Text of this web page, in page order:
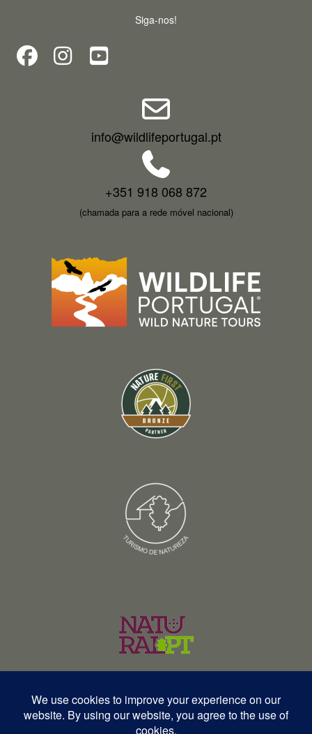
Siga-nos!
info@wildlifeportugal.pt
+351 918 068 872
(chamada para a rede móvel nacional)
RNAVT 12577 | RNAAT 369/2025